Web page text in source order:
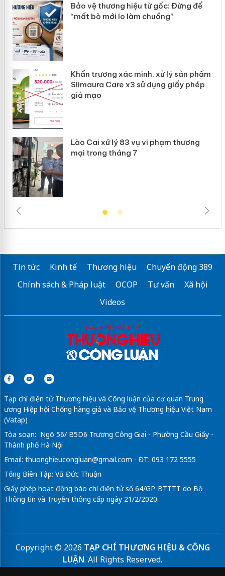
Bảo vệ thương hiệu từ gốc: Đừng để
“mất bò mới lo làm chuồng”
Khẩn trương xác minh, xử lý sản phẩm
Slimaura Care x3 sử dụng giấy phép
giả mạo
Lào Cai xử lý 83 vụ vi phạm thương
mại trong tháng 7
Tin tức Kinh tế Thương hiệu
Chuyển động 389
Chính sách & Pháp luật
OCOP Tư vấn
Xã hội
Videos
Tạp chí điện tử Thương hiệu và Công luận của cơ quan Trung
ương Hiệp hội Chống hàng giả và Bảo vệ Thương hiệu Việt Nam
(Vatap)
Tòa soạn: Ngõ 56/ B5D6 Trương Công Giai - Phường Cầu Giấy -
Thành phố Hà Nội
Email: thuonghieucongluan@gmail.com - ĐT: 093 172 5555
Tổng Biên Tập: Vũ Đức Thuận
Giấy phép hoạt động báo chí điện tử số 64/GP-BTTTT do Bộ
Thông tin và Truyền thông cấp ngày 21/2/2020.
Copyright © 2026 TẠP CHÍ THƯƠNG HIỆU & CÔNG
LUẬN. All Rights Reserved.